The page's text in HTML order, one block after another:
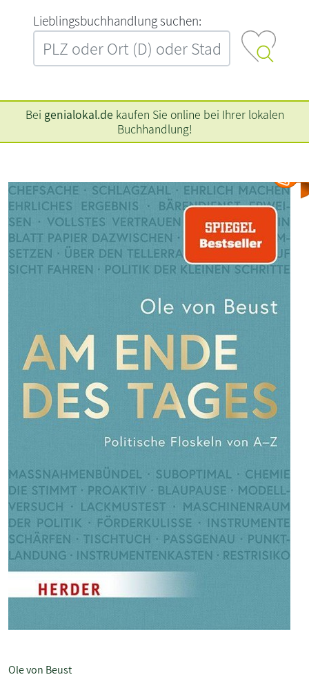
L‍i‍e‍b‍l‍i‍n‍g‍s‍b‍u‍c‍h‍h‍a‍n‍d‍l‍u‍n‍g‍ ‍s‍u‍c‍h‍e‍n‍:‍
Bei genialokal.de kaufen Sie online bei Ihrer lokalen
Buchhandlung!
Ole von Beust